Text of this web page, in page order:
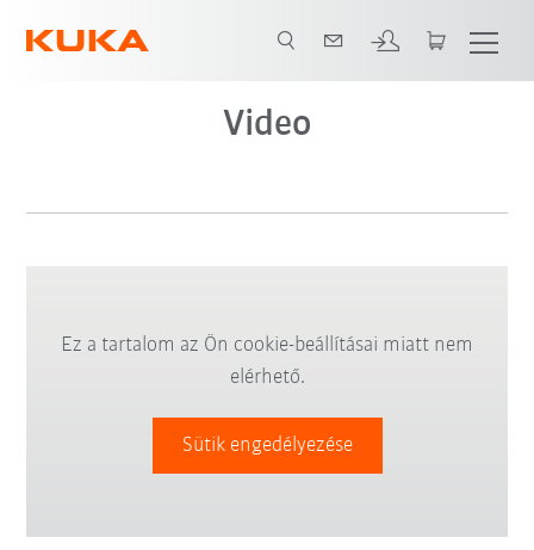
Video
Ez a tartalom az Ön cookie-beállításai miatt nem
elérhető.
Sütik engedélyezése